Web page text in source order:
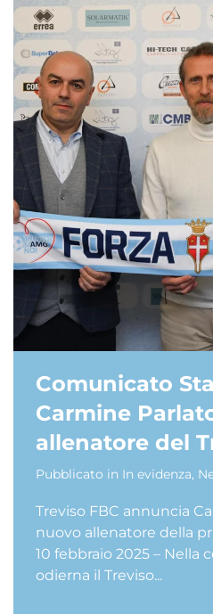
Comunicato
Carmine
allenatore del
Pubblicato in In evidenza,
Treviso FBC annuncia
nuovo allenatore della
10 febbraio 2025 – Nella
odierna il Treviso...